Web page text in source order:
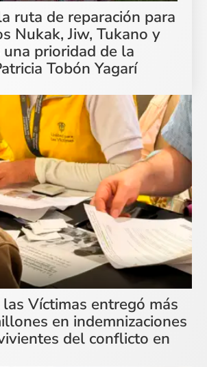
ruta de reparación para
Nukak, Jiw, Tukano y
una prioridad de la
Tobón Yagarí
Víctimas entregó más
en indemnizaciones
del conflicto en